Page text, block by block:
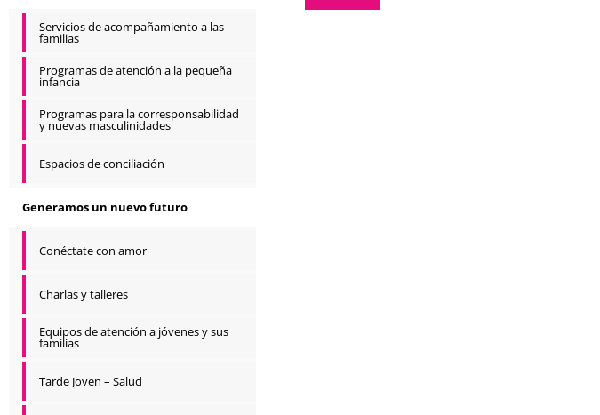
Servicios de acompañamiento a las
familias
Programas de atención a la pequeña
infancia
Programas para la corresponsabilidad
y nuevas masculinidades
Espacios de conciliación
Generamos un nuevo futuro
Conéctate con amor
Charlas y talleres
Equipos de atención a jóvenes y sus
familias
Tarde Joven – Salud